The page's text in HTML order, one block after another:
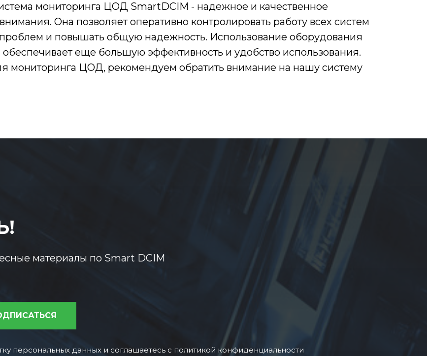
мониторинга ЦОД SmartDCIM - надежное и качественное
Она позволяет оперативно контролировать работу всех систем
и повышать общую надежность. Использование оборудования
еще большую эффективность и удобство использования.
мониторинга ЦОД, рекомендуем обратить внимание на нашу систему
материалы по Smart DCIM
персональных данных и соглашаетесь c политикой конфиденциальности